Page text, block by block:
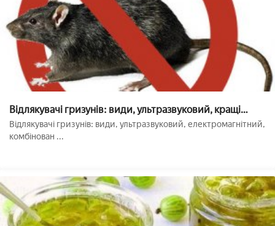
Відлякувачі гризунів: види, ультразвуковий, кращі
прилади для відлякування щурів і мишей
Відлякувачі гризунів: види, ультразвуковий, електромагнітний,
комбінован ...